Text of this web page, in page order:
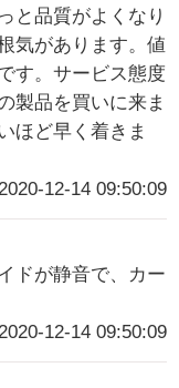
と品質がよくなり
気があります。値
す。サービス態度
製品を買いに来ま
ほど早く着きま
12-14 09:50:09
ドが静音で、カー
12-14 09:50:09